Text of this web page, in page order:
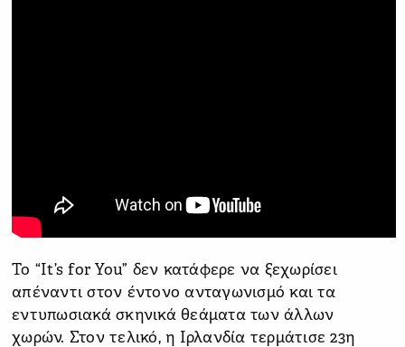
Το “It’s for You” δεν κατάφερε να ξεχωρίσει
απέναντι στον έντονο ανταγωνισμό και τα
εντυπωσιακά σκηνικά θεάματα των άλλων
χωρών. Στον τελικό, η Ιρλανδία τερμάτισε 23η